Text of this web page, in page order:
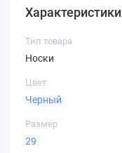
Характеристики
Тип товара
Носки
Цвет
Черный
Размер
29